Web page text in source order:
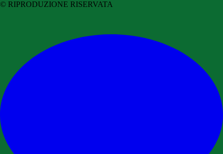
© RIPRODUZIONE RISERVATA